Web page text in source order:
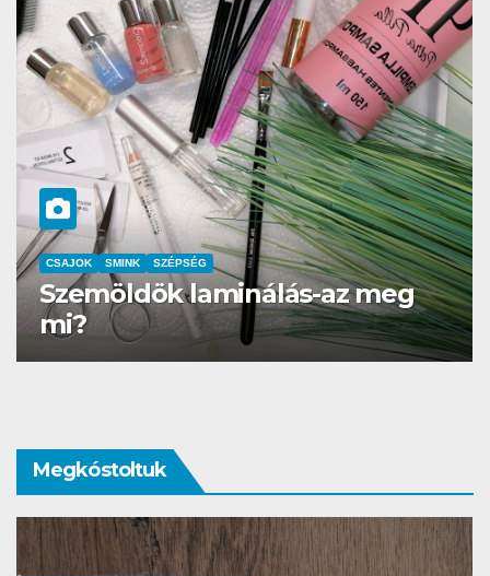
CSAJOK SMINK
Az év sminkbemutatója a
Corvin kultik moziban
Megkóstoltuk